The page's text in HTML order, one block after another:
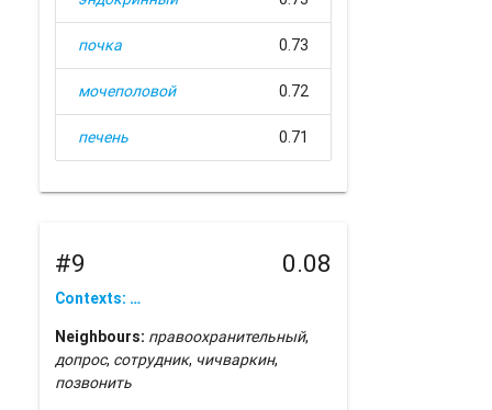
почка 0.73
мочеполовой 0.72
печень 0.71
#9 0.08
Contexts: …
Neighbours: правоохранительный,
допрос, сотрудник, чичваркин,
позвонить